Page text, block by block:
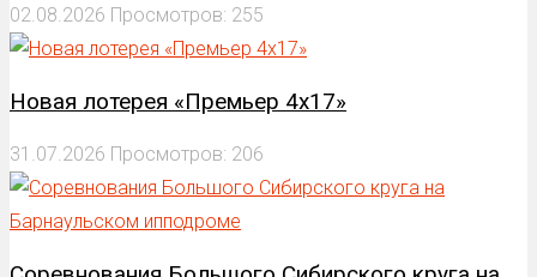
02.08.2026 Просмотров: 255
Новая лотерея «Премьер 4х17»
31.07.2026 Просмотров: 206